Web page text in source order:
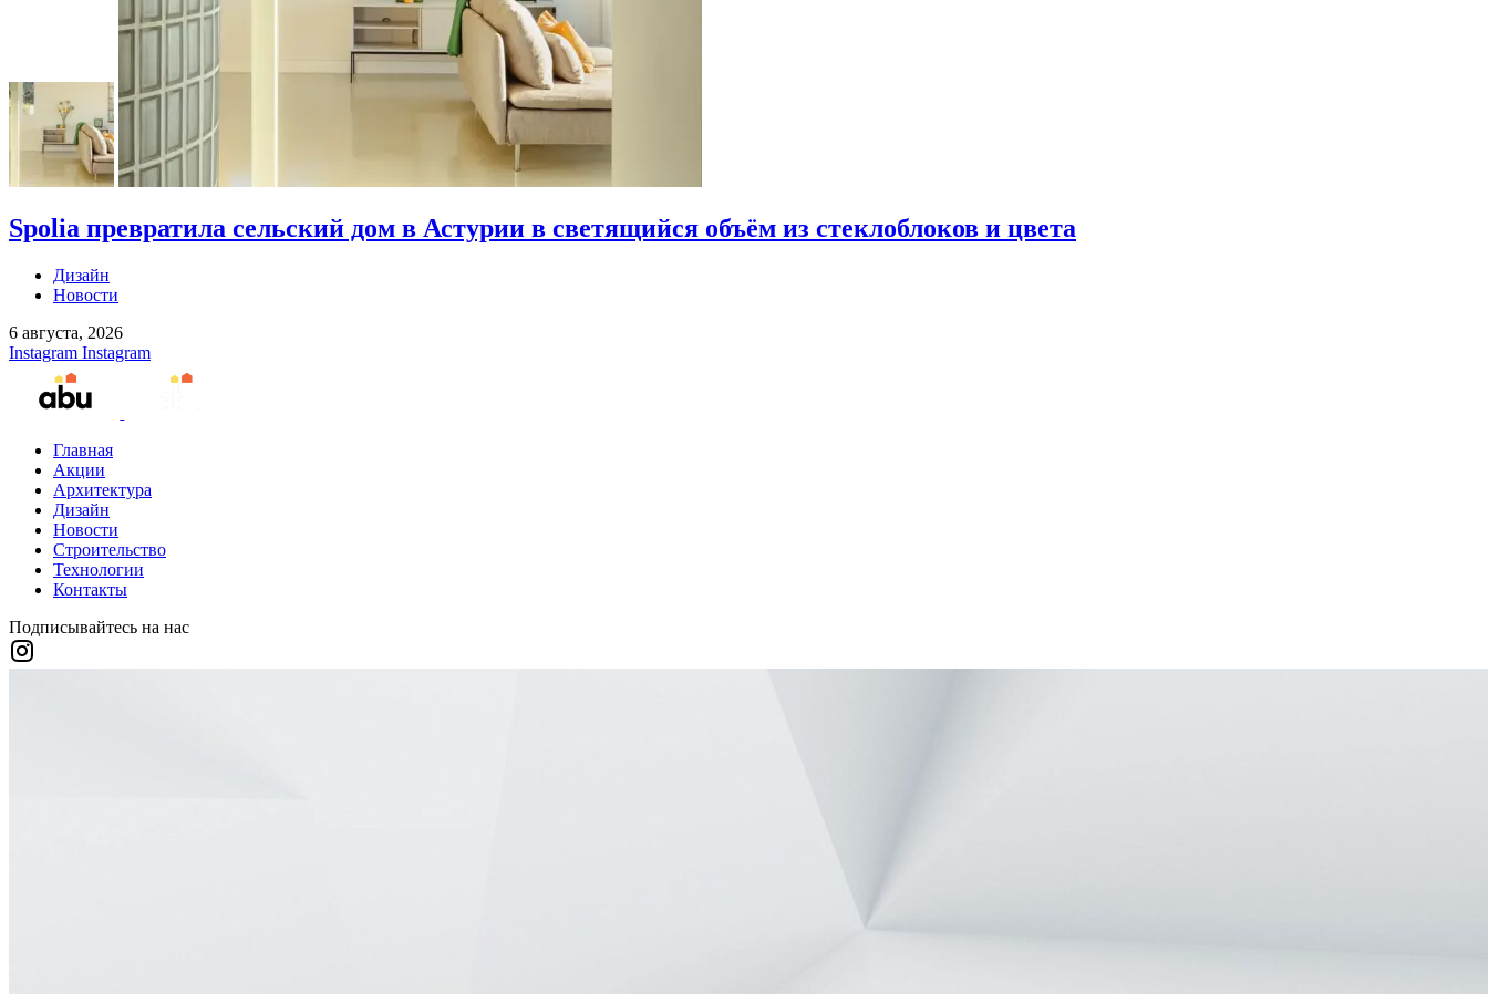
Spolia превратила сельский дом в Астурии в светящийся объём из стеклоблоков и цвета
Дизайн
Новости
6 августа, 2026
Instagram Instagram
Главная
Акции
Архитектура
Дизайн
Новости
Строительство
Технологии
Контакты
Подписывайтесь на нас